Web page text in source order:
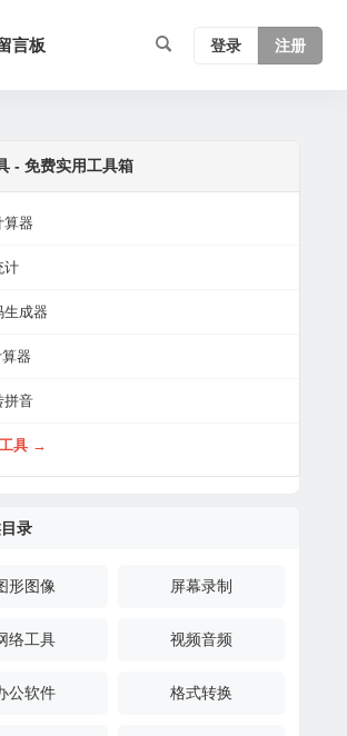
言板 登录 注册
- 免费实用工具箱
算器
计
生成器
器
拼音
具 →
录
形图像 屏幕录制
络工具 视频音频
公软件 格式转换